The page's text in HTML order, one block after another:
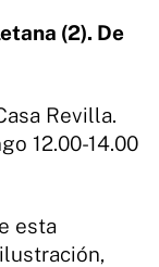
(2). De
Revilla.
12.00-14.00
esta